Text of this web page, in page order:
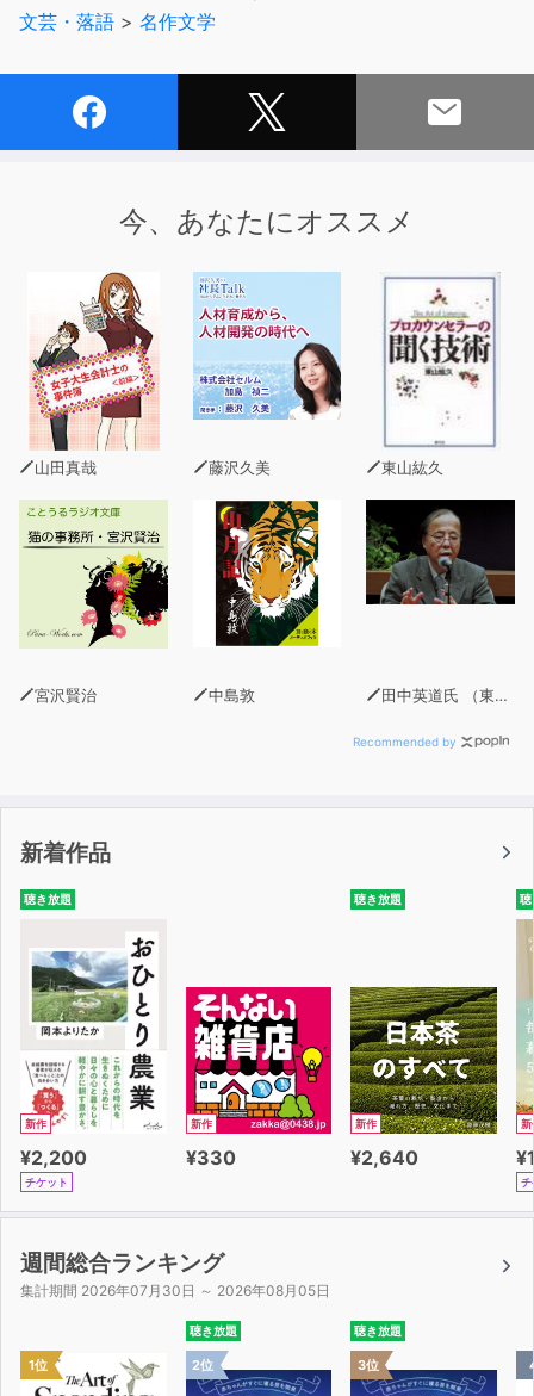
文芸・落語 > 名作文学
今、あなたにオススメ
山田真哉 藤沢久美 東山紘久
宮沢賢治 中島敦 田中英道氏 （東北大学名誉教授）
Recommended by
新着作品
聴き放題
新作
¥2,200
チケット
新作
¥330
聴き放題
新作
¥2,640
聴
新
チ
週間総合ランキング
集計期間 2026年07月30日 ～ 2026年08月05日
1位
聴き放題
2位
聴き放題
3位